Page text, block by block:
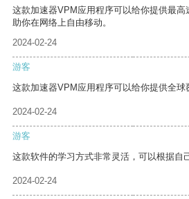
这款加速器VPM应用程序可以给你提供最
助你在网络上自由移动。
2024-02-24
游客
这款加速器VPM应用程序可以给你提供全球
2024-02-24
游客
这款软件的学习方式非常灵活，可以根据自
2024-02-24